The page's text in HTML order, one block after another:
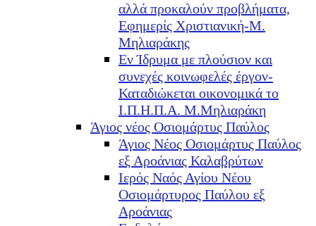
αλλά προκαλούν προβλήματα,
Εφημερίς Χριστιανική-Μ.
Μηλιαράκης
Εν Ίδρυμα με πλούσιον και
συνεχές κοινωφελές έργον-
Καταδιώκεται οικονομικά το
Ι.Π.Η.Π.Α. Μ.Μηλιαράκη
Άγιος νέος Οσιομάρτυς Παύλος
Άγιος Νέος Οσιομάρτυς Παύλος
εξ Αροάνιας Καλαβρύτων
Ιερός Ναός Αγίου Νέου
Οσιομάρτυρος Παύλου εξ
Αροάνιας